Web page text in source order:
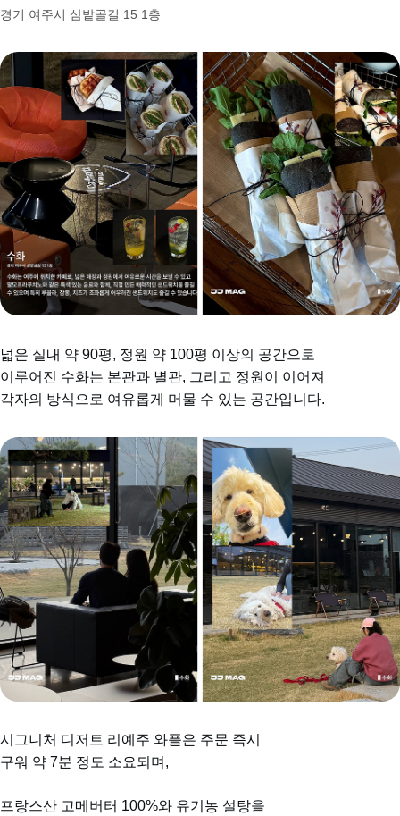
경기 여주시 삼밭골길 15 1층
넓은 실내 약 90평, 정원 약 100평 이상의 공간으로
이루어진 수화는 본관과 별관, 그리고 정원이 이어져
각자의 방식으로 여유롭게 머물 수 있는 공간입니다.
시그니처 디저트 리예주 와플은 주문 즉시
구워 약 7분 정도 소요되며,
프랑스산 고메버터 100%와 유기농 설탕을